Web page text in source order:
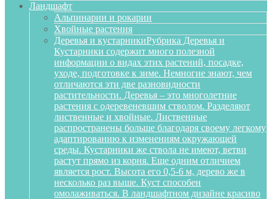
Ландшафт
Альпинарии и рокарии
Хвойные растения
Деревья и кустарникиРубрика Деревья и
Кустарники содержит много полезной
информации о видах этих растений, посадке,
уходе, подготовке к зиме. Немногие знают, чем
отличаются эти две разновидности
растительности. Деревья – это многолетние
растения с одеревеневшим стволом. Разделяют
лиственные и хвойные. Лиственные
распространены больше благодаря своему легкому
адаптированию к изменениям окружающей
среды. Кустарники же ствола не имеют, ветви
растут прямо из корня. Еще одним отличием
является рост. Высота его 0,5-6 м, дерево же в
несколько раз выше. Куст способен
омолаживаться. В ландшафтном дизайне красиво